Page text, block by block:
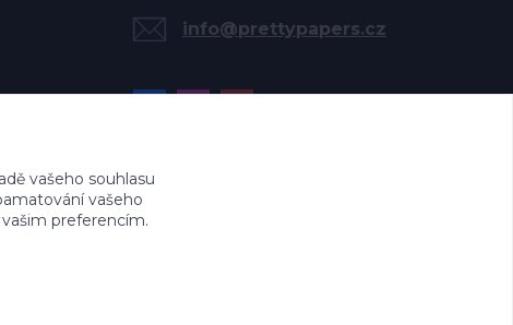
info@prettypapers.cz
vašeho souhlasu
vašeho
preferencím.